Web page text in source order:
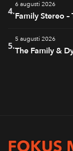
4.
6 augusti 2026
Family Stereo –
5.
5 augusti 2026
The Family &